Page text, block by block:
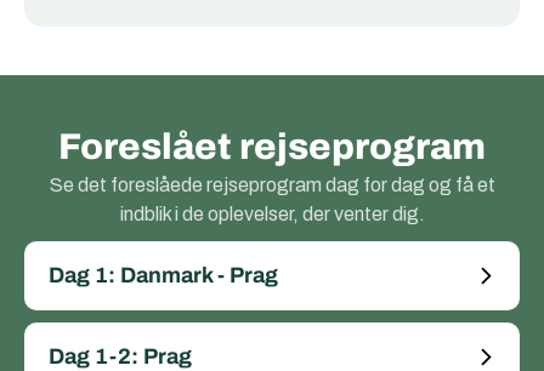
Foreslået rejseprogram
Se det foreslåede rejseprogram dag for dag og få et
indblik i de oplevelser, der venter dig.
Dag 1: Danmark - Prag
Dag 1-2: Prag